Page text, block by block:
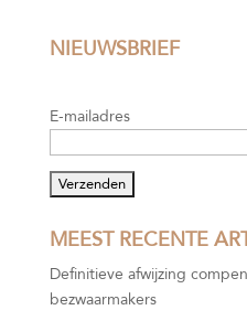
NIEUWSBRIEF
E-mailadres
MEEST RECENTE
Definitieve afwijzing
bezwaarmakers